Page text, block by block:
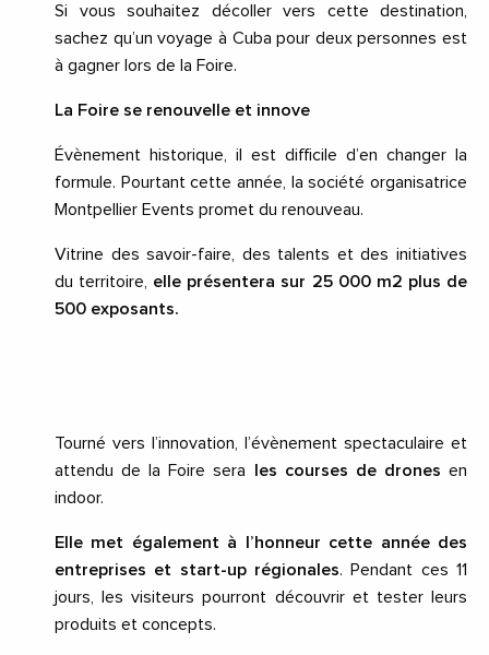
Si vous souhaitez décoller vers cette destination,
sachez qu’un voyage à Cuba pour deux personnes est
à gagner lors de la Foire.
La Foire se renouvelle et innove
Évènement historique, il est difficile d’en changer la
formule. Pourtant cette année, la société organisatrice
Montpellier Events promet du renouveau.
Vitrine des savoir-faire, des talents et des initiatives
du territoire, elle présentera sur 25 000 m2 plus de
500 exposants.
Tourné vers l’innovation, l’évènement spectaculaire et
attendu de la Foire sera
les courses de drones en
indoor.
Elle met également à l’honneur cette année des
entreprises et start-up régionales. Pendant ces 11
jours, les visiteurs pourront découvrir et tester leurs
produits et concepts.